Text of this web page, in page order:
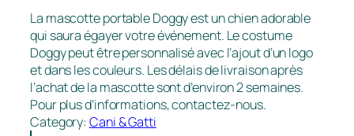
La mascotte portable Doggy est un chien adorable
qui saura égayer votre événement. Le costume
Doggy peut être personnalisé avec l’ajout d’un logo
et dans les couleurs. Les délais de livraison après
l’achat de la mascotte sont d’environ 2 semaines.
Pour plus d’informations, contactez-nous.
Category:Cani & Gatti